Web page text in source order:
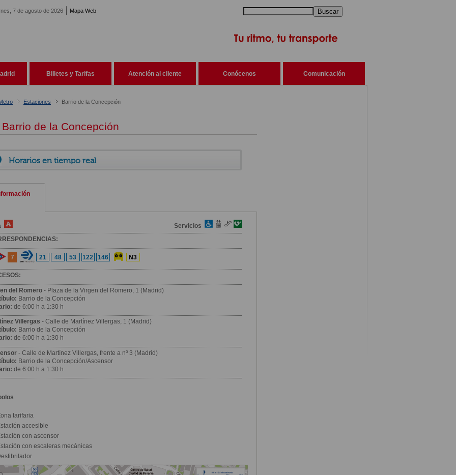
7 de agosto de 2026 Mapa Web Buscar
Billetes y Tarifas Atención al cliente Conócenos Comunicación
Estaciones Barrio de la Concepción
de la Concepción
Horarios en tiempo real
Servicios
7 21 48 53 122 146 N3
del Romero - Plaza de la Virgen del Romero, 1 (Madrid)
Barrio de la Concepción
de 6:00 h a 1:30 h
Villergas - Calle de Martínez Villergas, 1 (Madrid)
Barrio de la Concepción
de 6:00 h a 1:30 h
- Calle de Martínez Villergas, frente a nº 3 (Madrid)
Barrio de la Concepción/Ascensor
de 6:00 h a 1:30 h
tarifaria
accesible
con ascensor
con escaleras mecánicas